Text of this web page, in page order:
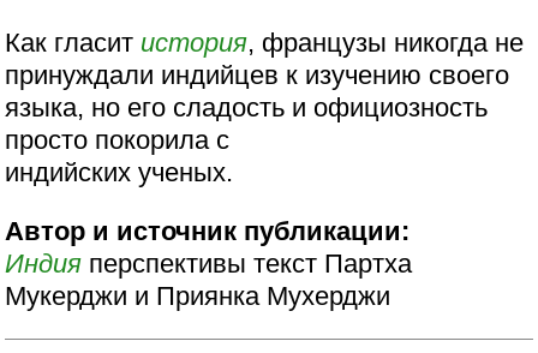
Как гласит история, французы никогда не
принуждали индийцев к изучению своего
языка, но его сладость и официозность
просто покорила с
индийских ученых.
Автор и источник публикации:
Индия перспективы текст Партха
Мукерджи и Приянка Мухерджи